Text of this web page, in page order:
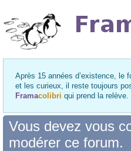
Après 15 années d’existence, le
et les curieux, il reste toujours
Framacolibri qui prend la
Vous devez vous
modérer ce forum.